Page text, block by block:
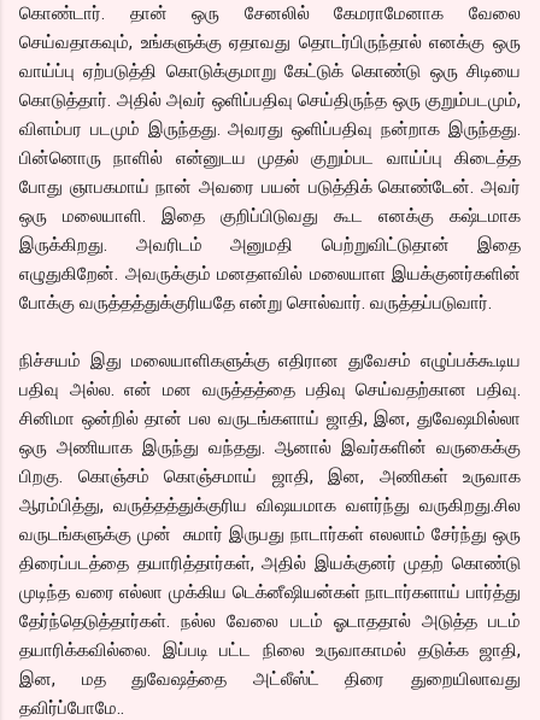
கொண்டார். தான் ஒரு சேனலில் கேமராமேனாக வேலை
செய்வதாகவும், உங்களுக்கு ஏதாவது தொடர்பிருந்தால் எனக்கு ஒரு
வாய்ப்பு ஏற்படுத்தி கொடுக்குமாறு கேட்டுக் கொண்டு ஒரு சிடியை
கொடுத்தார். அதில் அவர் ஒளிப்பதிவு செய்திருந்த ஒரு குறும்படமும்,
விளம்பர படமும் இருந்தது. அவரது ஒளிப்பதிவு நன்றாக இருந்தது.
பின்னொரு நாளில் என்னுடய முதல் குறும்பட வாய்ப்பு கிடைத்த
போது ஞாபகமாய் நான் அவரை பயன் படுத்திக் கொண்டேன். அவர்
ஒரு மலையாளி. இதை குறிப்பிடுவது கூட எனக்கு கஷ்டமாக
இருக்கிறது. அவரிடம் அனுமதி பெற்றுவிட்டுதான் இதை
எழுதுகிறேன். அவருக்கும் மனதளவில் மலையாள இயக்குனர்களின்
போக்கு வருத்தத்துக்குரியதே என்று சொல்வார். வருத்தப்படுவார்.
நிச்சயம் இது மலையாளிகளுக்கு எதிரான துவேசம் எழுப்பக்கூடிய
பதிவு அல்ல. என் மன வருத்தத்தை பதிவு செய்வதற்கான பதிவு.
சினிமா ஒன்றில் தான் பல வருடங்களாய் ஜாதி, இன, துவேஷமில்லா
ஒரு அணியாக இருந்து வந்தது. ஆனால் இவர்களின் வருகைக்கு
பிறகு. கொஞ்சம் கொஞ்சமாய் ஜாதி, இன, அணிகள் உருவாக
ஆரம்பித்து, வருத்தத்துக்குரிய விஷயமாக வளர்ந்து வருகிறது.சில
வருடங்களுக்கு முன் சுமார் இருபது நாடார்கள் எலலாம் சேர்ந்து ஒரு
திரைப்படத்தை தயாரித்தார்கள், அதில் இயக்குனர் முதற் கொண்டு
முடிந்த வரை எல்லா முக்கிய டெக்னீஷியன்கள் நாடார்களாய் பார்த்து
தேர்ந்தெடுத்தார்கள். நல்ல வேலை படம் ஓடாததால் அடுத்த படம்
தயாரிக்கவில்லை. இப்படி பட்ட நிலை உருவாகாமல் தடுக்க ஜாதி,
இன, மத துவேஷத்தை அட்லீஸ்ட் திரை துறையிலாவது
தவிர்ப்போமே..